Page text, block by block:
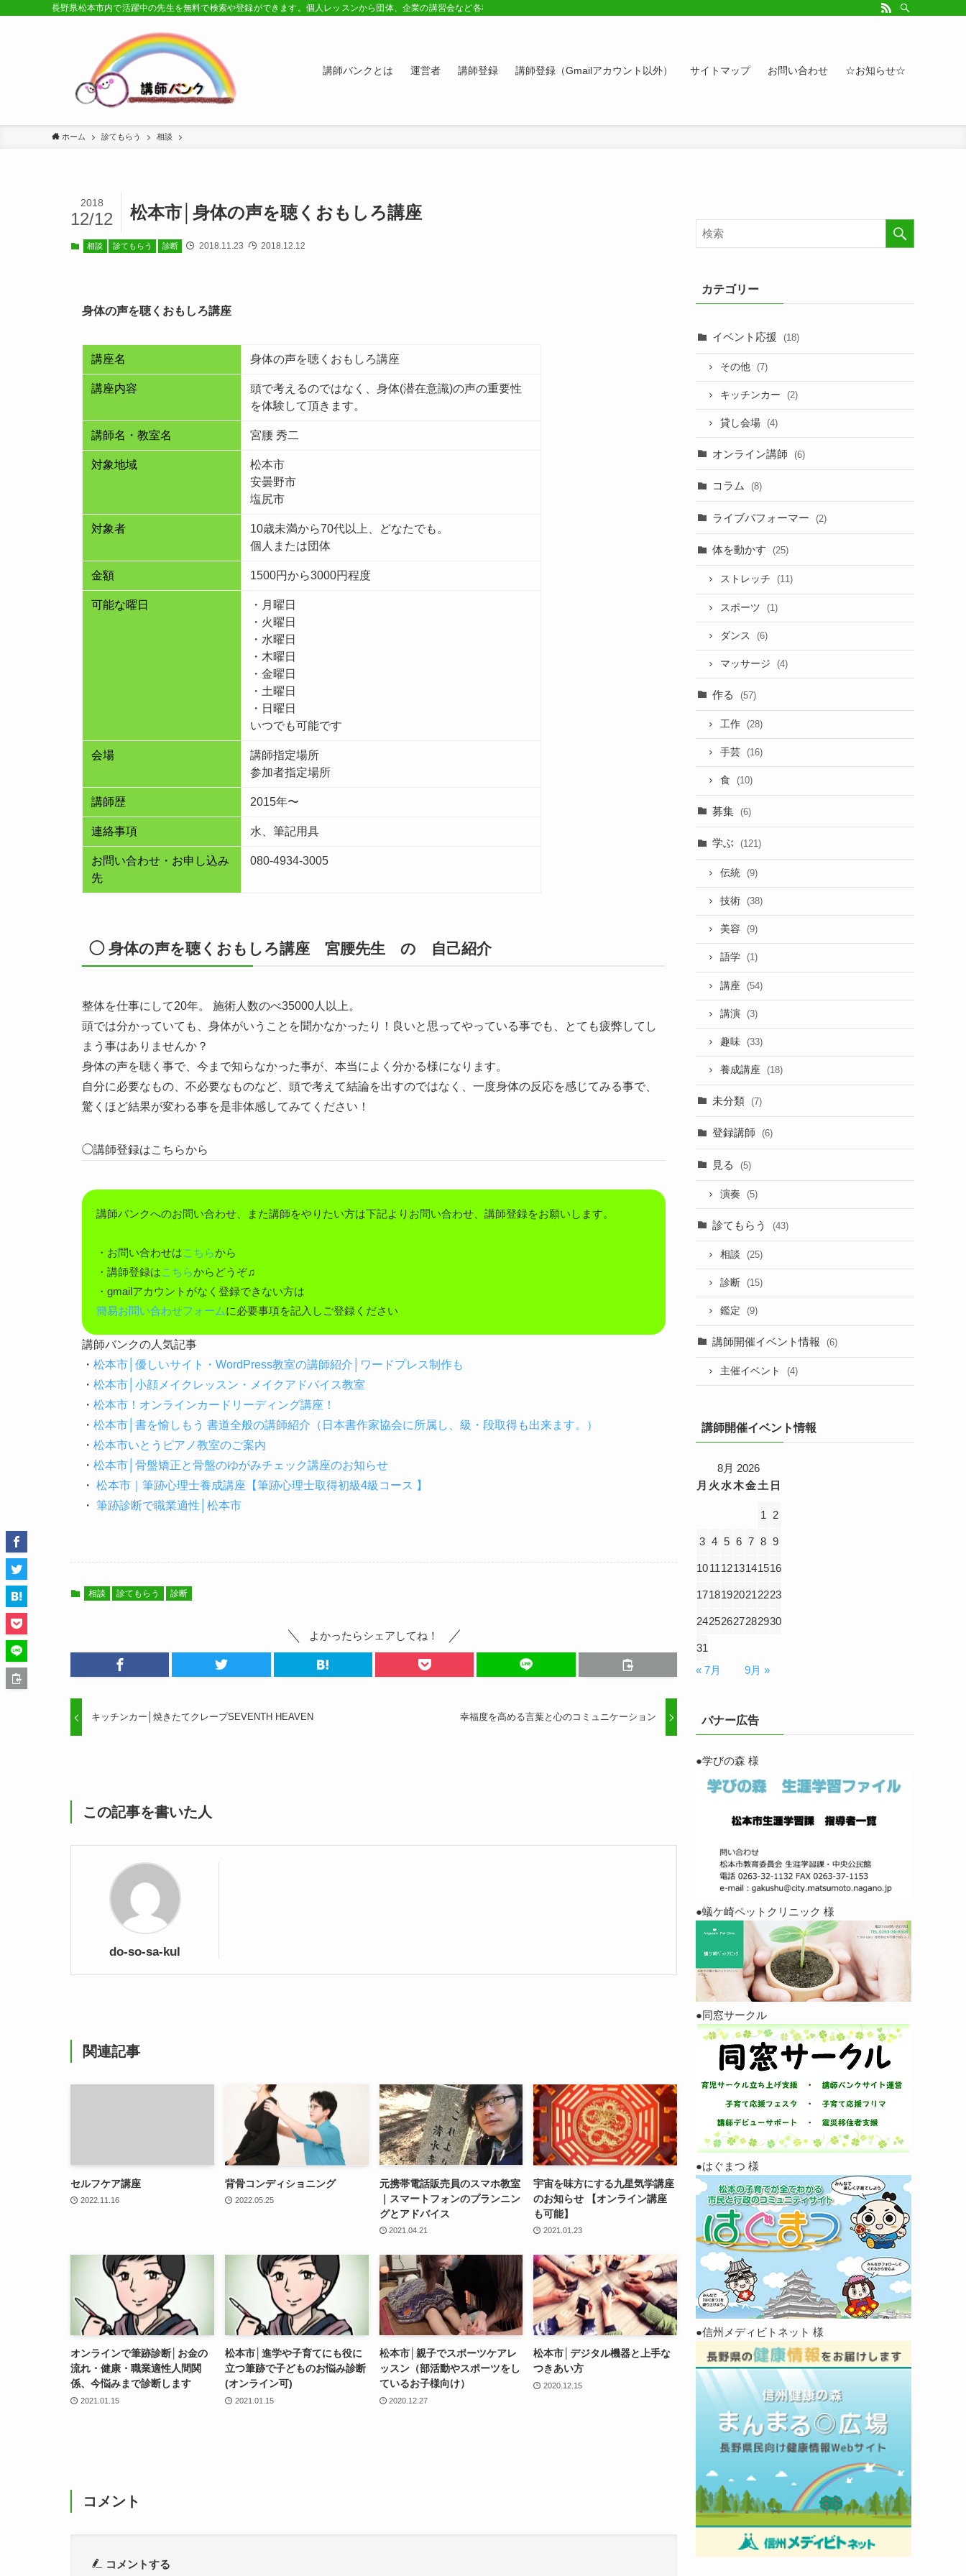
長野県松本市内で活躍中の先生を無料で検索や登録ができます。個人レッスンから団体、企業の講習会など各種講師の紹介ページ。学びたい方、スキルアップしたい方、お悩み相談など。カレンダーへのイベント情報や講座登録もど
講師バンクとは 運営者 講師登録 講師登録（Gmailアカウント以外） サイトマップ お問い合わせ ☆お知らせ☆
ホーム 診てもらう 相談
松本市│身体の声を聴くおもしろ講座
2018
12/12
相談 診てもらう 診断 2018.11.23 2018.12.12
身体の声を聴くおもしろ講座
講座名 身体の声を聴くおもしろ講座
講座内容
頭で考えるのではなく、身体(潜在意識)の声の重要性
を体験して頂きます。
講師名・教室名 宮腰 秀二
対象地域
松本市
安曇野市
塩尻市
対象者
10歳未満から70代以上、どなたでも。
個人または団体
金額 1500円から3000円程度
可能な曜日
・月曜日
・火曜日
・水曜日
・木曜日
・金曜日
・土曜日
・日曜日
いつでも可能です
会場
講師指定場所
参加者指定場所
講師歴 2015年〜
連絡事項 水、筆記用具
お問い合わせ・お申し込み
先
080-4934-3005
◯ 身体の声を聴くおもしろ講座 宮腰先生 の 自己紹介
整体を仕事にして20年。 施術人数のべ35000人以上。
頭では分かっていても、身体がいうことを聞かなかったり！良いと思ってやっている事でも、とても疲弊してし
まう事はありませんか？
身体の声を聴く事で、今まで知らなかった事が、本当によく分かる様になります。
自分に必要なもの、不必要なものなど、頭で考えて結論を出すのではなく、一度身体の反応を感じてみる事で、
驚くほど結果が変わる事を是非体感してみてください！
◯講師登録はこちらから
講師バンクへのお問い合わせ、また講師をやりたい方は下記よりお問い合わせ、講師登録をお願いします。
・お問い合わせはこちらから
・講師登録はこちらからどうぞ♫
・gmailアカウントがなく登録できない方は
簡易お問い合わせフォームに必要事項を記入しご登録ください
講師バンクの人気記事
・ 松本市│優しいサイト・WordPress教室の講師紹介│ワードプレス制作も
・ 松本市│小顔メイクレッスン・メイクアドバイス教室
・ 松本市！オンラインカードリーディング講座！
・ 松本市│書を愉しもう 書道全般の講師紹介（日本書作家協会に所属し、級・段取得も出来ます。）
・ 松本市いとうピアノ教室のご案内
・ 松本市│骨盤矯正と骨盤のゆがみチェック講座のお知らせ
・ 松本市｜筆跡心理士養成講座【筆跡心理士取得初級4級コース 】
・ 筆跡診断で職業適性│松本市
相談 診てもらう 診断
よかったらシェアしてね！
キッチンカー│焼きたてクレープSEVENTH HEAVEN 幸福度を高める言葉と心のコミュニケーション
この記事を書いた人
do-so-sa-kul
関連記事
セルフケア講座
2022.11.16
背骨コンディショニング
2022.05.25
元携帯電話販売員のスマホ教室
｜スマートフォンのプランニン
グとアドバイス
2021.04.21
宇宙を味方にする九星気学講座
のお知らせ 【オンライン講座
も可能】
2021.01.23
オンラインで筆跡診断│お金の
流れ・健康・職業適性人間関
係、今悩みまで診断します
2021.01.15
松本市│進学や子育てにも役に
立つ筆跡で子どものお悩み診断
(オンライン可)
2021.01.15
松本市│親子でスポーツケアレ
ッスン（部活動やスポーツをし
ているお子様向け）
2020.12.27
松本市│デジタル機器と上手な
つきあい方
2020.12.15
コメント
コメントする
カテゴリー
イベント応援 (18)
その他 (7)
キッチンカー (2)
貸し会場 (4)
オンライン講師 (6)
コラム (8)
ライブパフォーマー (2)
体を動かす (25)
ストレッチ (11)
スポーツ (1)
ダンス (6)
マッサージ (4)
作る (57)
工作 (28)
手芸 (16)
食 (10)
募集 (6)
学ぶ (121)
伝統 (9)
技術 (38)
美容 (9)
語学 (1)
講座 (54)
講演 (3)
趣味 (33)
養成講座 (18)
未分類 (7)
登録講師 (6)
見る (5)
演奏 (5)
診てもらう (43)
相談 (25)
診断 (15)
鑑定 (9)
講師開催イベント情報 (6)
主催イベント (4)
講師開催イベント情報
8月 2026
月 火 水木金土 日
1 2
3 4 5 6 7 8 9
10111213141516
17181920212223
24252627282930
31
« 7月
9月 »
バナー広告
●学びの森 様
●蟻ケ崎ペットクリニック 様
●同窓サークル
●はぐまつ 様
●信州メディビトネット 様